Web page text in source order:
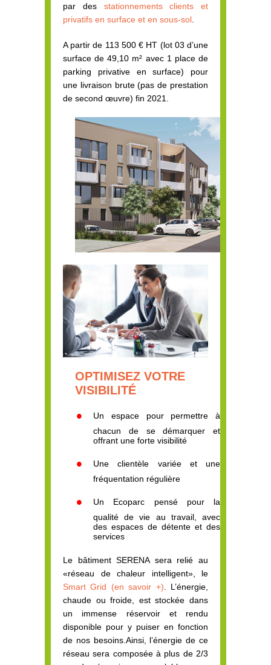
par des stationnements clients et
privatifs en surface et en sous-sol
A partir de 113 500 € HT (lot 03 d’une
surface de 49,10 m² avec 1 place de
parking privative en surface) pour
une livraison brute (pas de prestation
de second œuvre) fin 2021.
OPTIMISEZ VOTRE
VISIBILITÉ
Un espace pour permettre à
chacun de se démarquer et
offrant une forte visibilité
Une clientèle variée et une
fréquentation régulière
Un Ecoparc pensé pour la
qualité de vie au travail, avec
des espaces de détente et des
services
Le bâtiment SERENA sera relié au
«réseau de chaleur intelligent», le
Smart Grid (en savoir +) . L’énergie,
chaude ou froide, est stockée dans
un immense réservoir et rendu
disponible pour y puiser en fonction
de nos besoins.Ainsi, l’énergie de ce
réseau sera composée à plus de 2/3